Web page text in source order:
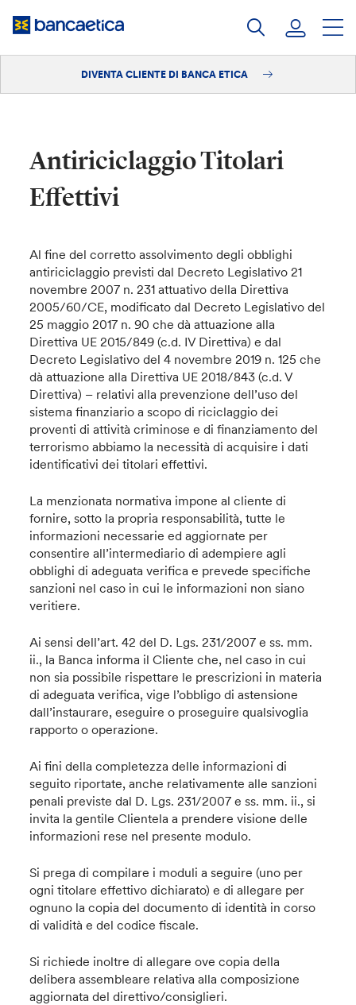
DIVENTA CLIENTE DI BANCA ETICA
Antiriciclaggio Titolari
Effettivi
Al fine del corretto assolvimento degli obblighi
antiriciclaggio previsti dal Decreto Legislativo 21
novembre 2007 n. 231 attuativo della Direttiva
2005/60/CE, modificato dal Decreto Legislativo del
25 maggio 2017 n. 90 che dà attuazione alla
Direttiva UE 2015/849 (c.d. IV Direttiva) e dal
Decreto Legislativo del 4 novembre 2019 n. 125 che
dà attuazione alla Direttiva UE 2018/843 (c.d. V
Direttiva) – relativi alla prevenzione dell’uso del
sistema finanziario a scopo di riciclaggio dei
proventi di attività criminose e di finanziamento del
terrorismo abbiamo la necessità di acquisire i dati
identificativi dei titolari effettivi.
La menzionata normativa impone al cliente di
fornire, sotto la propria responsabilità, tutte le
informazioni necessarie ed aggiornate per
consentire all’intermediario di adempiere agli
obblighi di adeguata verifica e prevede specifiche
sanzioni nel caso in cui le informazioni non siano
veritiere.
Ai sensi dell’art. 42 del D. Lgs. 231/2007 e ss. mm.
ii., la Banca informa il Cliente che, nel caso in cui
non sia possibile rispettare le prescrizioni in materia
di adeguata verifica, vige l’obbligo di astensione
dall’instaurare, eseguire o proseguire qualsivoglia
rapporto o operazione.
Ai fini della completezza delle informazioni di
seguito riportate, anche relativamente alle sanzioni
penali previste dal D. Lgs. 231/2007 e ss. mm. ii., si
invita la gentile Clientela a prendere visione delle
informazioni rese nel presente modulo.
Si prega di compilare i moduli a seguire (uno per
ogni titolare effettivo dichiarato) e di allegare per
ognuno la copia del documento di identità in corso
di validità e del codice fiscale.
Si richiede inoltre di allegare ove copia della
delibera assembleare relativa alla composizione
aggiornata del direttivo/consiglieri.